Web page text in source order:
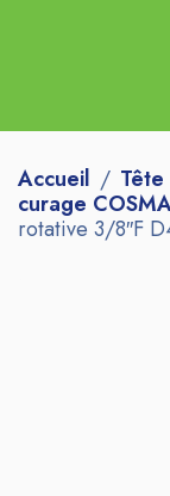
Accueil
curage
rotative 3/8″F